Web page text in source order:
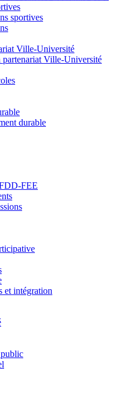
sportives
Ville-Université
Ville-Université
durable
FEE
et intégration
public